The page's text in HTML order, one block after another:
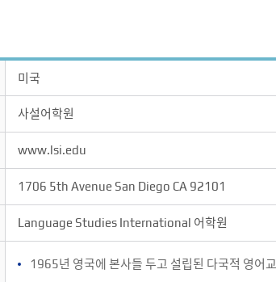
미국
사설어학원
www.lsi.edu
1706 5th Avenue San Diego CA 92101
Language Studies International 어학원
1965년 영국에 본사들 두고 설립된 다국적 영어